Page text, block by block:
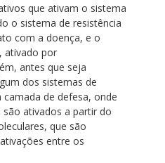
que ativam o sistema
o sistema de resistência
com a doença, e o
ativado por
antes que seja
dos sistemas de
de defesa, onde
ativados a partir do
que são
entre os